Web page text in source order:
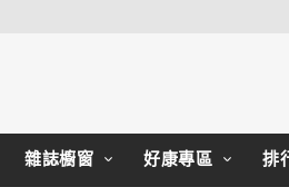
雜誌櫥窗 好康專區 排